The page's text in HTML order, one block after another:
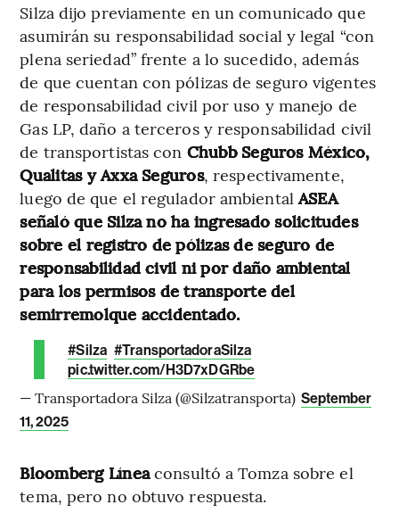
Silza dijo previamente en un comunicado que
asumirán su responsabilidad social y legal “con
plena seriedad” frente a lo sucedido, además
de que cuentan con pólizas de seguro vigentes
de responsabilidad civil por uso y manejo de
Gas LP, daño a terceros y responsabilidad civil
de transportistas con Chubb Seguros México,
Qualitas y Axxa Seguros, respectivamente,
luego de que el regulador ambientalASEA
señaló que Silza no ha ingresado solicitudes
sobre el registro de pólizas de seguro de
responsabilidad civil ni por daño ambiental
para los permisos de transporte del
semirremolque accidentado.
#Silza #TransportadoraSilza
pic.twitter.com/H3D7xDGRbe
— Transportadora Silza (@Silzatransporta) September
11, 2025
Bloomberg Líneaconsultó a Tomza sobre el
tema, pero no obtuvo respuesta.